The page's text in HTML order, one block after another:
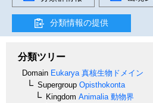
分類情報の提供
分類ツリー
Domain Eukarya 真核生物ドメイン
Supergroup Opisthokonta
Kingdom Animalia 動物界